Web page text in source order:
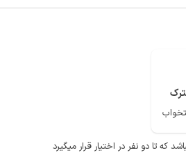
تا دو نفر در اختیار قرار میگیرد